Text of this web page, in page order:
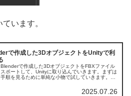
います。
で作成した3DオブジェクトをUnityで利
で作成した3DオブジェクトをFBXファイル
ポートして、Unityに取り込んでいきます。まずは
順を見るために単純な小物で試していきます。必
2025.07.26